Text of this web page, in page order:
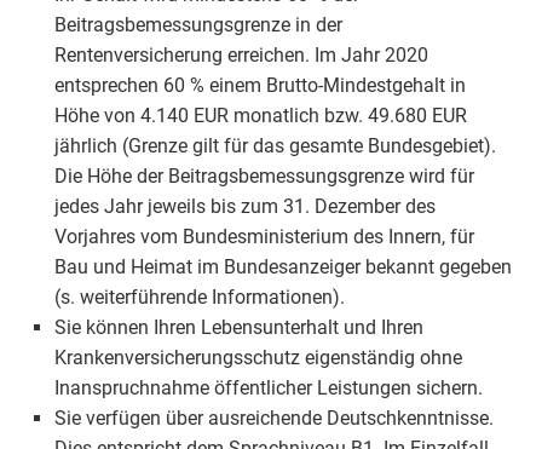
Beitragsbemessungsgrenze in der
Rentenversicherung erreichen. Im Jahr 2020
entsprechen 60 % einem Brutto-Mindestgehalt in
Höhe von 4.140 EUR monatlich bzw. 49.680 EUR
jährlich (Grenze gilt für das gesamte Bundesgebiet).
Die Höhe der Beitragsbemessungsgrenze wird für
jedes Jahr jeweils bis zum 31. Dezember des
Vorjahres vom Bundesministerium des Innern, für
Bau und Heimat im Bundesanzeiger bekannt gegeben
(s. weiterführende Informationen).
Sie können Ihren Lebensunterhalt und Ihren
Krankenversicherungsschutz eigenständig ohne
Inanspruchnahme öffentlicher Leistungen sichern.
Sie verfügen über ausreichende Deutschkenntnisse.